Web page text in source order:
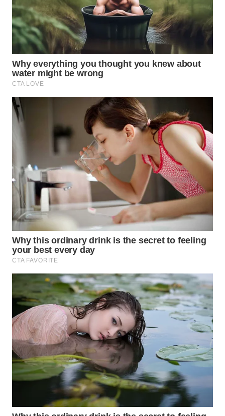
WN
NIAS
WN
LANGKAT
TAPANULI
SELATAN
WN
KARO
WN
SIMALUNGUN
WN
LABUHANBATU
WN
TAPANULI
TENGAH
WN DELI
SERDANG
WN
TINGGI